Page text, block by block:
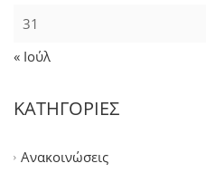
31
« Ιούλ
ΚΑΤΗΓΟΡΙΕΣ
Ανακοινώσεις